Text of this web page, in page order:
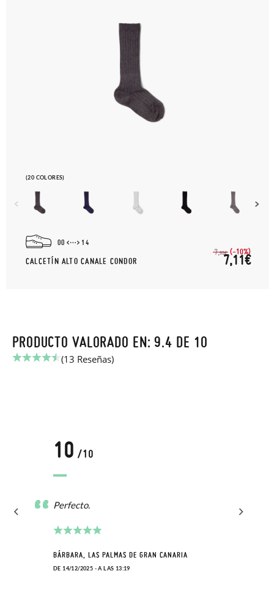
(20 COLORES)
00 14
CALCETÍN ALTO CANALE CONDOR
7,90€ (-10%)
7,11€
PRODUCTO VALORADO EN: 9.4 DE 10
(13 Reseñas)
10 /10
Perfecto.
BÁRBARA, LAS PALMAS DE GRAN CANARIA
DE 14/12/2025 - A LAS 13:19